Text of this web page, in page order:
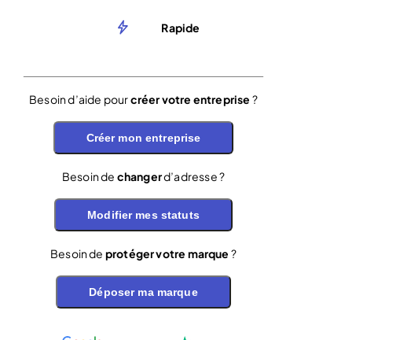
Rapide
Besoin d’aide pourcréer votre entreprise ?
Créer mon entreprise
Besoin de changerd’adresse ?
Modifier mes statuts
Besoin de protéger votre marque ?
Déposer ma marque